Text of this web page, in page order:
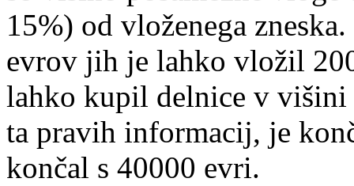
15%) od vloženega
evrov jih je lahko vložil
lahko kupil delnice v
ta pravih informacij, je
končal s 40000 evri.